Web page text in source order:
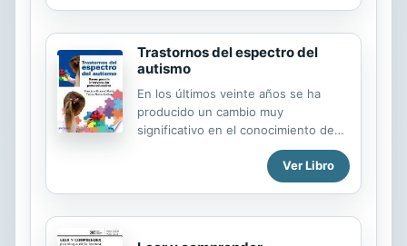
otro tipo de familia, de educaci n, de
mujer.
Trastornos del espectro del
autismo
En los últimos veinte años se ha
producido un cambio muy
significativo en el conocimiento de
los trastornos del espectro del
autismo. Han pasado de
considerarse una enfermedad rara a
neurodesarrollo más común debido a
Ver Libro